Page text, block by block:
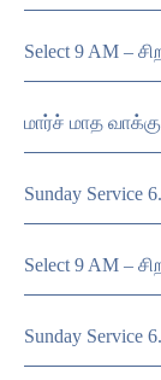
Select 9 AM –
மார்ச் மாத
Sunday Service
Select 9 AM –
Sunday Service